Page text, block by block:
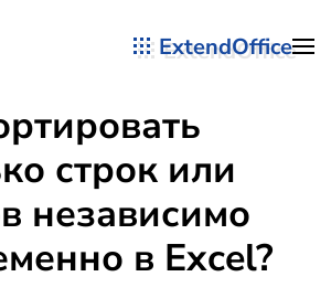
ExtendOffice
строк или
независимо
в Excel?